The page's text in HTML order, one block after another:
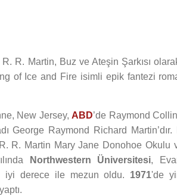
R. Martin, Buz ve Ateşin Şarkısı
of Ice and Fire isimli epik fantezi
New Jersey,ABD’de Raymond
George Raymond Richard
R. Martin Mary Jane Donohoe Okulu
Northwestern Üniversitesi,
iyi derece ile mezun oldu. 1971'de